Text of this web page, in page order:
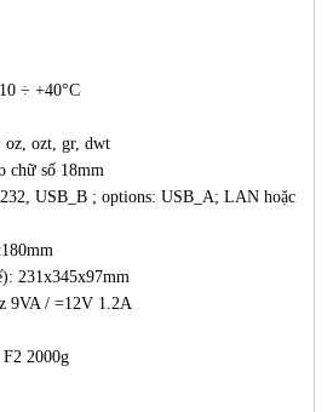
÷ +40°C
ozt, gr, dwt
chữ số 18mm
USB_B ; options: USB_A; LAN hoặc
231x345x97mm
9VA / =12V 1.2A
2000g